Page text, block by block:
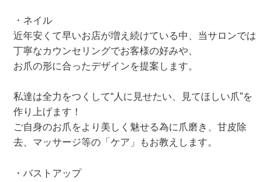
・ネイル
近年安くて早いお店が増え続けている中、当サロンでは
丁寧なカウンセリングでお客様の好みや、
お爪の形に合ったデザインを提案します。
私達は全力をつくして“人に見せたい、見てほしい爪”を
作り上げます！
ご自身のお爪をより美しく魅せる為に爪磨き、甘皮除
去、マッサージ等の「ケア」もお教えします。
・バストアップ